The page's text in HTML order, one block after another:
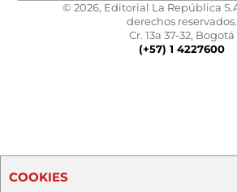
© 2026, Editorial La República
derechos reservados.
Cr. 13a 37-32, Bogotá
(+57) 1 4227600
COOKIES